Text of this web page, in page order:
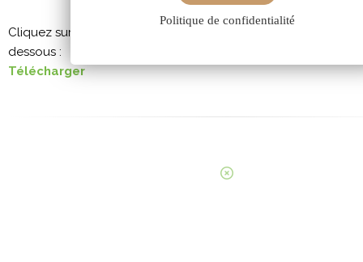
Cliquez sur l’image pour afficher le PDF, ou téléchargez-le à
dessous :
Télécharger
Politique de confidentialité